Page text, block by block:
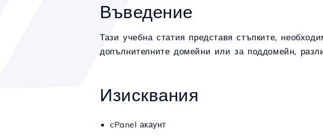
Въведение
Тази учебна статия представя стъпките,
допълнителните домейни или за поддомейн,
Изисквания
cPanel акаунт